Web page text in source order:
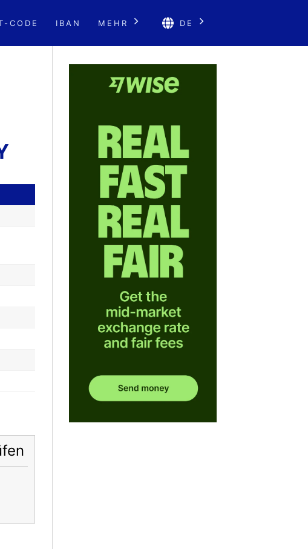
CODE IBAN MEHR DE